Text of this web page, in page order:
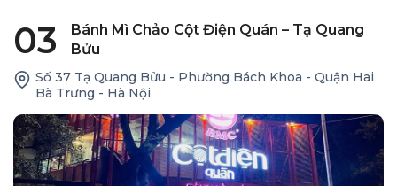
03
Bánh Mì Chảo Cột Điện Quán – Tạ Quang
Bửu
Số 37 Tạ Quang Bửu - Phường Bách Khoa - Quận Hai
Bà Trưng - Hà Nội